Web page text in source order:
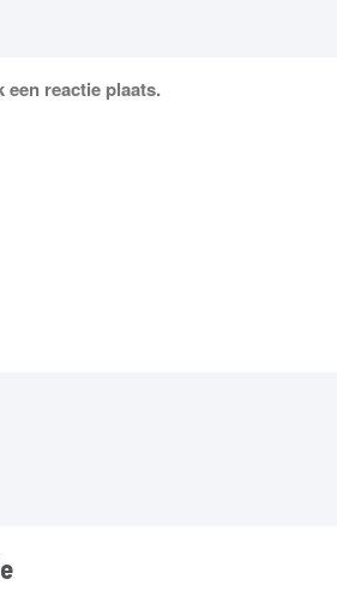
een reactie plaats.